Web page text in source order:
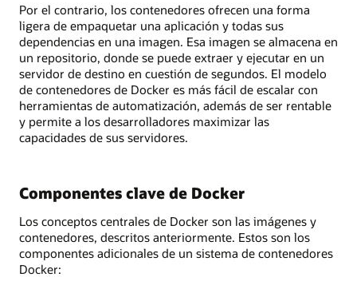
Por el contrario, los contenedores ofrecen una forma
ligera de empaquetar una aplicación y todas sus
dependencias en una imagen. Esa imagen se almacena en
un repositorio, donde se puede extraer y ejecutar en un
servidor de destino en cuestión de segundos. El modelo
de contenedores de Docker es más fácil de escalar con
herramientas de automatización, además de ser rentable
y permite a los desarrolladores maximizar las
capacidades de sus servidores.
Componentes clave de Docker
Los conceptos centrales de Docker son las imágenes y
contenedores, descritos anteriormente. Estos son los
componentes adicionales de un sistema de contenedores
Docker: